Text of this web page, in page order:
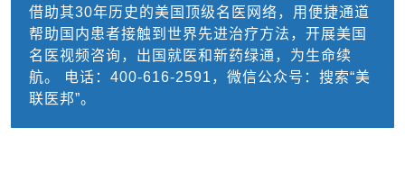
借助其30年历史的美国顶级名医网络，用便捷通道
帮助国内患者接触到世界先进治疗方法，开展美国
名医视频咨询，出国就医和新药绿通，为生命续
航。 电话：400-616-2591，微信公众号：搜索“美
联医邦”。